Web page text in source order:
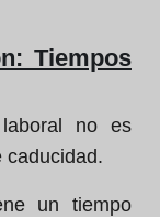
Tiempos
no es
caducidad.
un tiempo